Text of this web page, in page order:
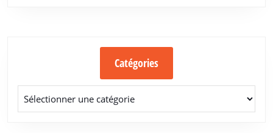
Catégories